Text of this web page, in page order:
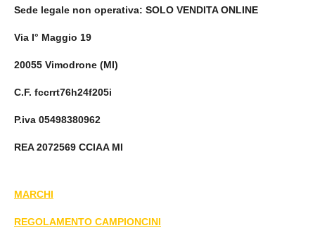
Sede legale non operativa: SOLO VENDITA ONLINE
Via I° Maggio 19
20055 Vimodrone (MI)
C.F. fccrrt76h24f205i
P.iva 05498380962
REA 2072569 CCIAA MI
MARCHI
REGOLAMENTO CAMPIONCINI